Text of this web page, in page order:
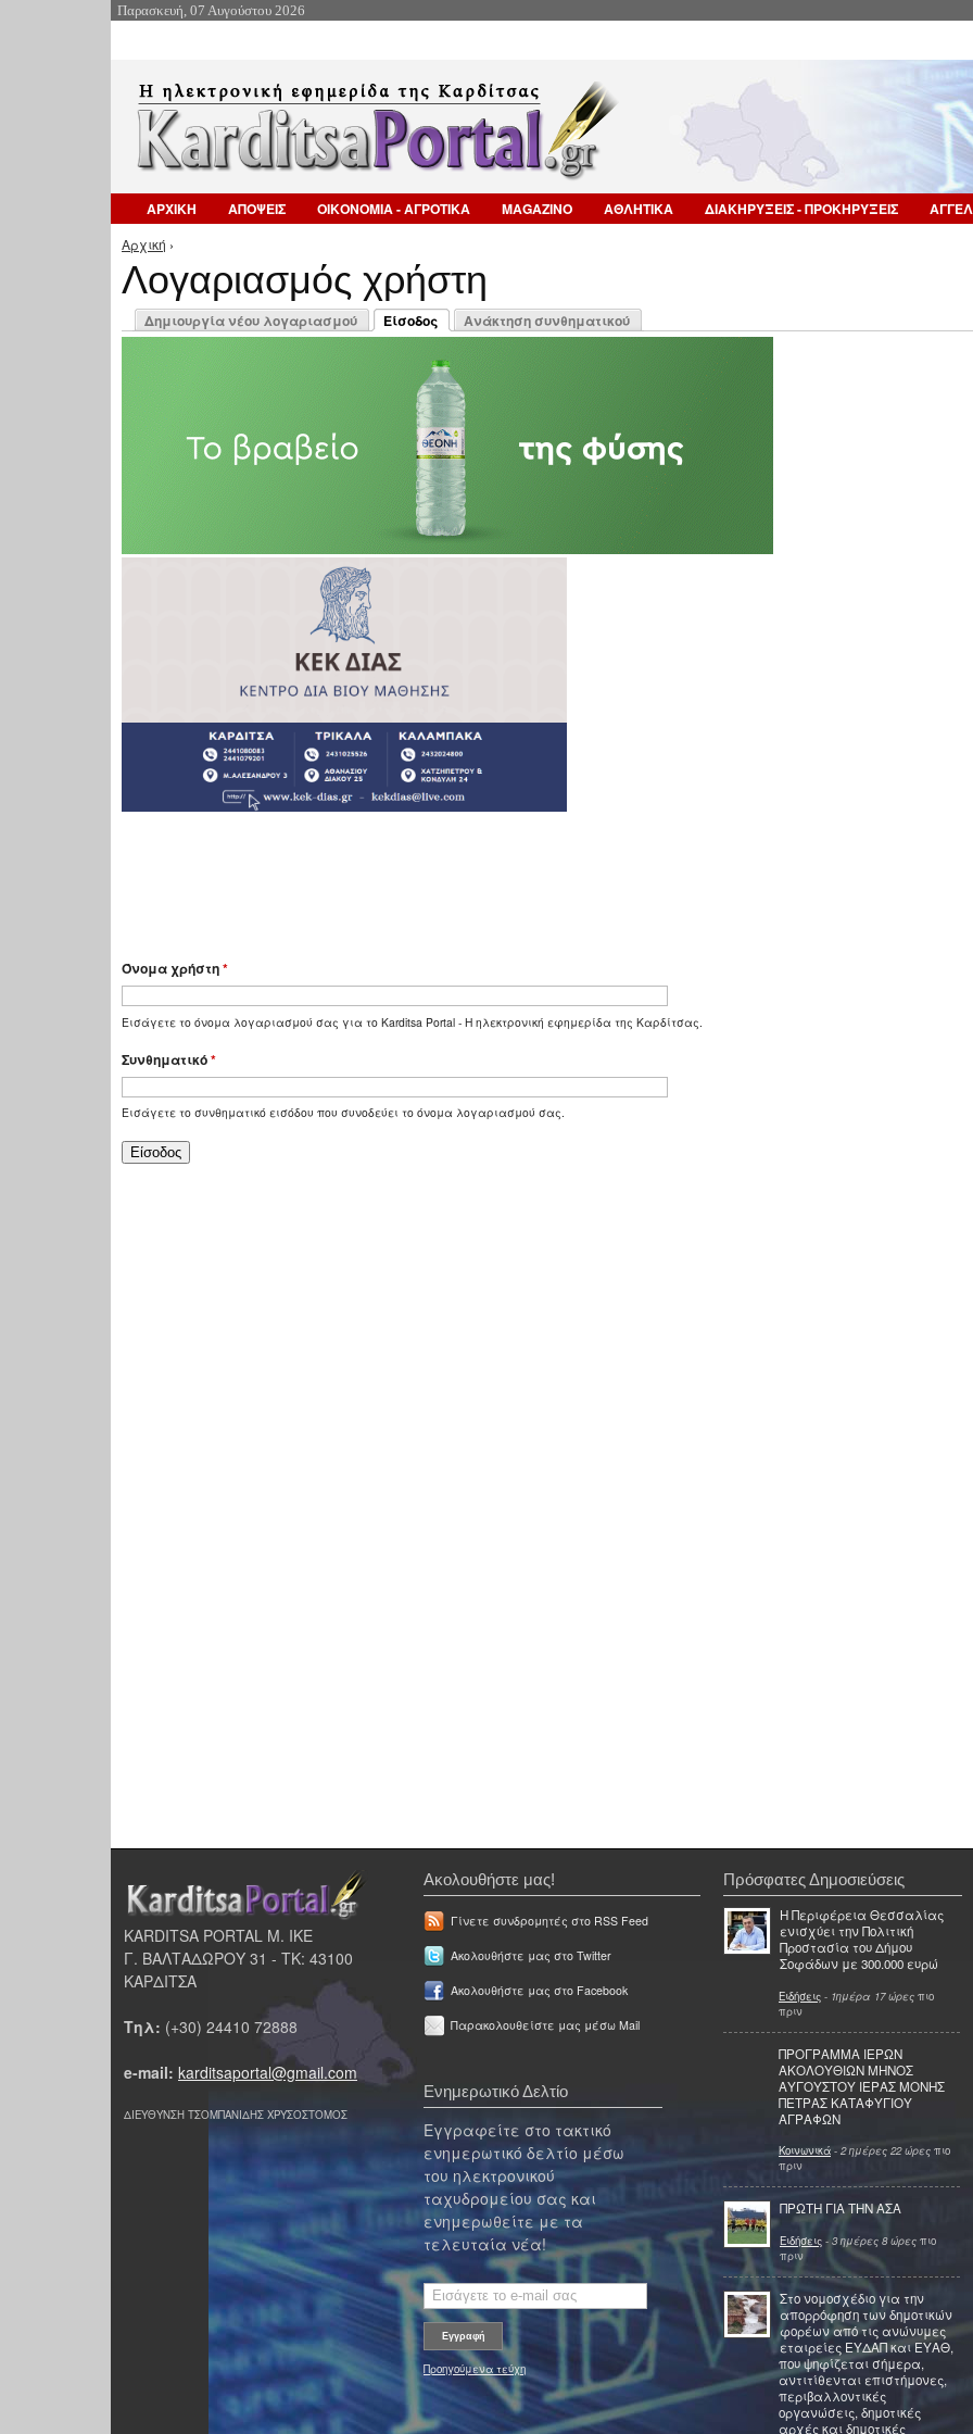
Παρασκευή, 07 Αυγούστου 2026
ΑΡΧΙΚΗ ΑΠΟΨΕΙΣ ΟΙΚΟΝΟΜΙΑ - ΑΓΡΟΤΙΚΑ MAGAZINO ΑΘΛΗΤΙΚΑ ΔΙΑΚΗΡΥΞΕΙΣ - ΠΡΟΚΗΡΥΞΕΙΣ
Είστε εδώ
Αρχική ›
Λογαριασμός χρήστη
Πρωτεύουσες καρτέλες
Δημιουργία νέου λογαριασμού
Είσοδος
(ενεργή καρτέλα)
Ανάκτηση συνθηματικού
Όνομα χρήστη*
Εισάγετε το όνομα λογαριασμού σας για το Karditsa Portal - Η ηλεκτρονική εφημερίδα της Καρδίτσας.
Συνθηματικό*
Εισάγετε το συνθηματικό εισόδου που συνοδεύει το όνομα λογαριασμού σας.
KARDITSA PORTAL Μ. ΙΚΕ
Γ. ΒΑΛΤΑΔΩΡΟΥ 31 - ΤΚ: 43100
ΚΑΡΔΙΤΣΑ
Τηλ: (+30) 24410 72888
e-mail: karditsaportal@gmail.com
ΔΙΕΥΘΥΝΣΗ ΤΣΟΜΠΑΝΙΔΗΣ ΧΡΥΣΟΣΤΟΜΟΣ
Ακολουθήστε μας!
Γίνετε συνδρομητές στο RSS Feed
Ακολουθήστε μας στο Twitter
Ακολουθήστε μας στο Facebook
Παρακολουθείστε μας μέσω Mail
Ενημερωτικό Δελτίο
Εγγραφείτε στο τακτικό
ενημερωτικό δελτίο μέσω
του ηλεκτρονικού
ταχυδρομείου σας και
ενημερωθείτε με τα
τελευταία νέα!
Προηγούμενα τεύχη
Πρόσφατες Δημοσιεύσεις
Η Περιφέρεια Θεσσαλίας
ενισχύει την Πολιτική
Προστασία του Δήμου
Σοφάδων με 300.000 ευρώ
Ειδήσεις - 1ημέρα 17 ώρες πιο
πριν
ΠΡΟΓΡΑΜΜΑ ΙΕΡΩΝ
ΑΚΟΛΟΥΘΙΩΝ ΜΗΝΟΣ
ΑΥΓΟΥΣΤΟΥ ΙΕΡΑΣ ΜΟΝΗΣ
ΠΕΤΡΑΣ ΚΑΤΑΦΥΓΙΟΥ
ΑΓΡΑΦΩΝ
Κοινωνικά - 2 ημέρες 22 ώρες πιο
πριν
ΠΡΩΤΗ ΓΙΑ ΤΗΝ ΑΣΑ
Ειδήσεις - 3 ημέρες 8 ώρες πιο
πριν
Στο νομοσχέδιο για την
απορρόφηση των δημοτικών
φορέων από τις ανώνυμες
εταιρείες ΕΥΔΑΠ και ΕΥΑΘ,
που ψηφίζεται σήμερα,
αντιτίθενται επιστήμονες,
περιβαλλοντικές
οργανώσεις, δημοτικές
αρχές και δημοτικές